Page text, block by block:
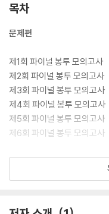
목차
문제편
제1회 파이널 봉투 모의고사
제2회 파이널 봉투 모의고사
제3회 파이널 봉투 모의고사
제4회 파이널 봉투 모의고사
제5회 파이널 봉투 모의고사
제6회 파이널 봉투 모의고사
해설편 별책